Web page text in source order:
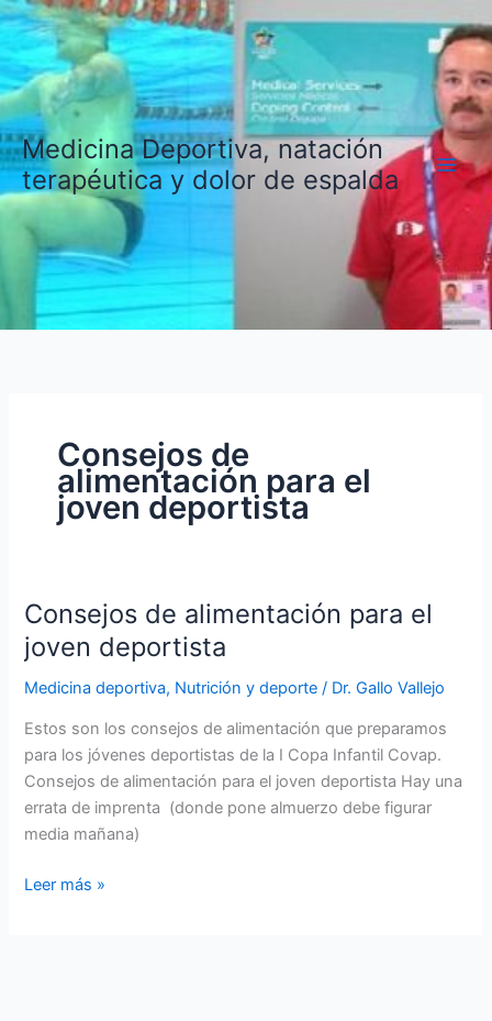
Ir
contenido
Medicina Deportiva, natación
terapéutica y dolor de espalda
Consejos de
alimentación para el
joven deportista
Consejos de alimentación para el
joven deportista
Medicina deportiva, Nutrición y deporte / Dr. Gallo Vallejo
Estos son los consejos de alimentación que preparamos
para los jóvenes deportistas de la I Copa Infantil Covap.
Consejos de alimentación para el joven deportista Hay una
errata de imprenta (donde pone almuerzo debe figurar
media mañana)
Consejos
Leer más »